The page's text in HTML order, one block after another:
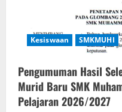
Kesiswaan SMKMUHI
Pengumuman Hasil
Murid Baru SMK
Pelajaran 2026/2027